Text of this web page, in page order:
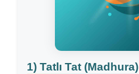
1) Tatlı Tat (Madhura)